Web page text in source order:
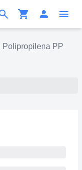
Polipropilena PP